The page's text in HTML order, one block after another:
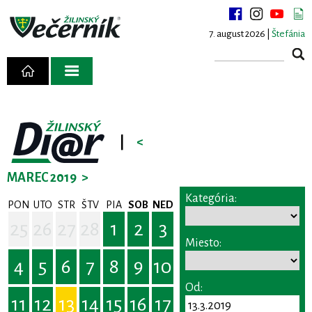
7. august 2026 | Štefánia
<
MAREC 2019 >
PON UTO STR ŠTV PIA SOB NED
1 2
3
4
5 6 7 8 9 10
11 12 13 14 15 16 17
Kategória:
Miesto:
Od: